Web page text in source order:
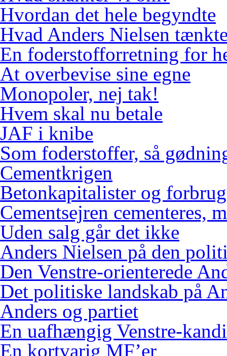
Hvordan det hele begyndte
Hvad Anders Nielsen
En foderstofforretning for
At overbevise sine egne
Monopoler, nej tak!
Hvem skal nu betale
JAF i knibe
Som foderstoffer, så
Cementkrigen
Betonkapitalister og
Cementsejren cementeres,
Uden salg går det ikke
Anders Nielsen på den
Den Venstre-orienterede
Det politiske landskab på
Anders og partiet
En uafhængig Venstre-
En kortvarig MF’er